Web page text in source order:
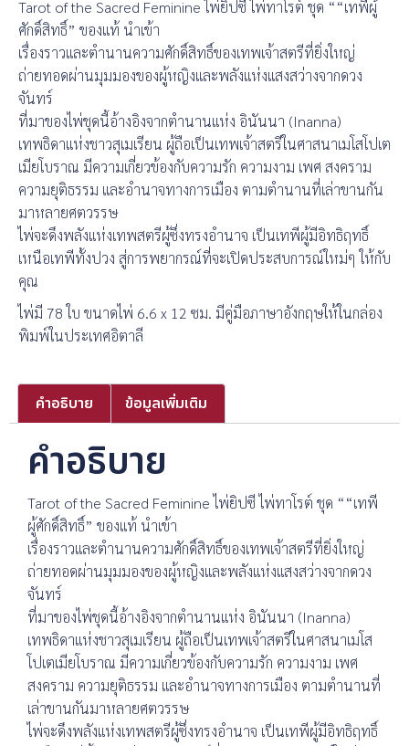
Tarot of the Sacred Feminine ไพ่ยิปซี ไพ่ทาโรต์ ชุด ““เทพีผู้
ศักดิ์สิทธิ์” ของแท้ นำเข้า
เรื่องราวและตำนานความศักดิ์สิทธิ์ของเทพเจ้าสตรีที่ยิ่งใหญ่
ถ่ายทอดผ่านมุมมองของผู้หญิงและพลังแห่งแสงสว่างจากดวง
จันทร์
ที่มาของไพ่ชุดนี้อ้างอิงจากตำนานแห่ง อินันนา (Inanna)
เทพธิดาแห่งชาวสุเมเรียน ผู้ถือเป็นเทพเจ้าสตรีในศาสนาเมโสโปเต
เมียโบราณ มีความเกี่ยวข้องกับความรัก ความงาม เพศ สงคราม
ความยุติธรรม และอำนาจทางการเมือง ตามตำนานที่เล่าขานกัน
มาหลายศตวรรษ
ไพ่จะดึงพลังแห่งเทพสตรีผู้ซึ่งทรงอำนาจ เป็นเทพีผู้มีอิทธิฤทธิ์
เหนือเทพีทั้งปวง สู่การพยากรณ์ที่จะเปิดประสบการณ์ใหม่ๆ ให้กับ
คุณ
ไพ่มี 78 ใบ ขนาดไพ่ 6.6 x 12 ซม. มีคู่มือภาษาอังกฤษให้ในกล่อง
พิมพ์ในประเทศอิตาลี
คำอธิบาย ข้อมูลเพิ่มเติม
คำอธิบาย
Tarot of the Sacred Feminine ไพ่ยิปซี ไพ่ทาโรต์ ชุด ““เทพี
ผู้ศักดิ์สิทธิ์” ของแท้ นำเข้า
เรื่องราวและตำนานความศักดิ์สิทธิ์ของเทพเจ้าสตรีที่ยิ่งใหญ่
ถ่ายทอดผ่านมุมมองของผู้หญิงและพลังแห่งแสงสว่างจากดวง
จันทร์
ที่มาของไพ่ชุดนี้อ้างอิงจากตำนานแห่ง อินันนา (Inanna)
เทพธิดาแห่งชาวสุเมเรียน ผู้ถือเป็นเทพเจ้าสตรีในศาสนาเมโส
โปเตเมียโบราณ มีความเกี่ยวข้องกับความรัก ความงาม เพศ
สงคราม ความยุติธรรม และอำนาจทางการเมือง ตามตำนานที่
เล่าขานกันมาหลายศตวรรษ
ไพ่จะดึงพลังแห่งเทพสตรีผู้ซึ่งทรงอำนาจ เป็นเทพีผู้มีอิทธิฤทธิ์